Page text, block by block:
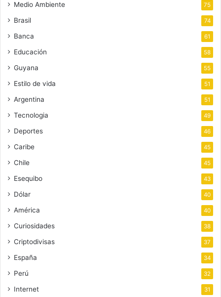
Medio Ambiente 75
Brasil 74
Banca 61
Educación 58
Guyana 55
Estilo de vida 51
Argentina 51
Tecnologia 49
Deportes 46
Caribe 45
Chile 45
Esequibo 43
Dólar 40
América 40
Curiosidades 38
Criptodivisas 37
España 34
Perú 32
Internet 31